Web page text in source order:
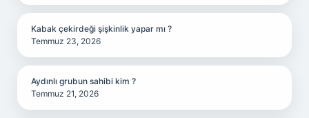
Kabak çekirdeği şişkinlik yapar mı ?
Temmuz 23, 2026
Aydınlı grubun sahibi kim ?
Temmuz 21, 2026